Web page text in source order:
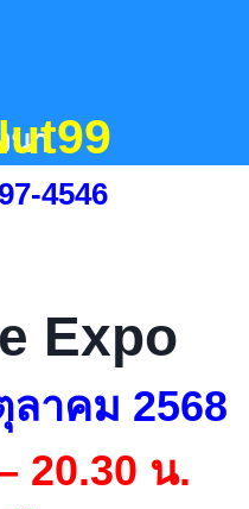
4546
นา
Expo
ลาคม 2568
20.30 น.